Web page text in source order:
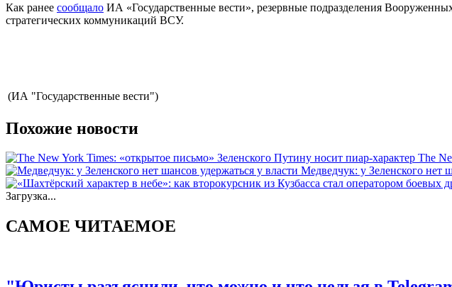
Как ранее сообщало ИА «Государственные вести», резервные подразделения
стратегических коммуникаций ВСУ.
(ИА "Государственные вести")
Похожие новости
The
Медведчук: у Зеленского нет
Загрузка...
САМОЕ ЧИТАЕМОЕ